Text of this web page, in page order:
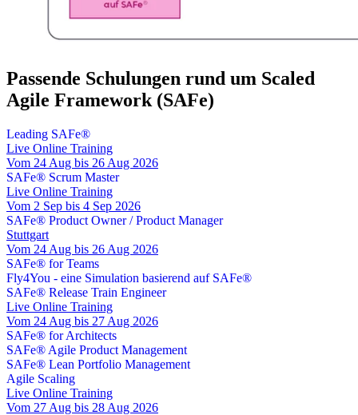
Passende Schulungen rund um Scaled
Agile Framework (SAFe)
Leading SAFe®
Live Online Training
Vom 24 Aug bis 26 Aug 2026
SAFe® Scrum Master
Live Online Training
Vom 2 Sep bis 4 Sep 2026
SAFe® Product Owner / Product Manager
Stuttgart
Vom 24 Aug bis 26 Aug 2026
SAFe® for Teams
Fly4You - eine Simulation basierend auf SAFe®
SAFe® Release Train Engineer
Live Online Training
Vom 24 Aug bis 27 Aug 2026
SAFe® for Architects
SAFe® Agile Product Management
SAFe® Lean Portfolio Management
Agile Scaling
Live Online Training
Vom 27 Aug bis 28 Aug 2026